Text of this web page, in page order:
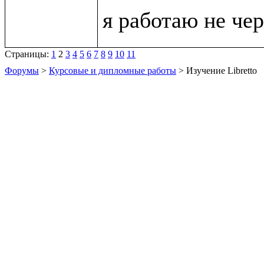
Страницы: 1 2 3 4 5 6 7 8 9 10 11
Форумы > Курсовые и дипломные работы > Изучение Libretto